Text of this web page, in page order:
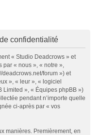
confidentialité
« Studio Deadcrows » et
par « nous », « notre »,
deadcrows.net/forum ») et
», « leur », « logiciel
Limited », « Équipes phpBB »)
pendant n’importe quelle
ci-après par « vos
manières. Premièrement, en